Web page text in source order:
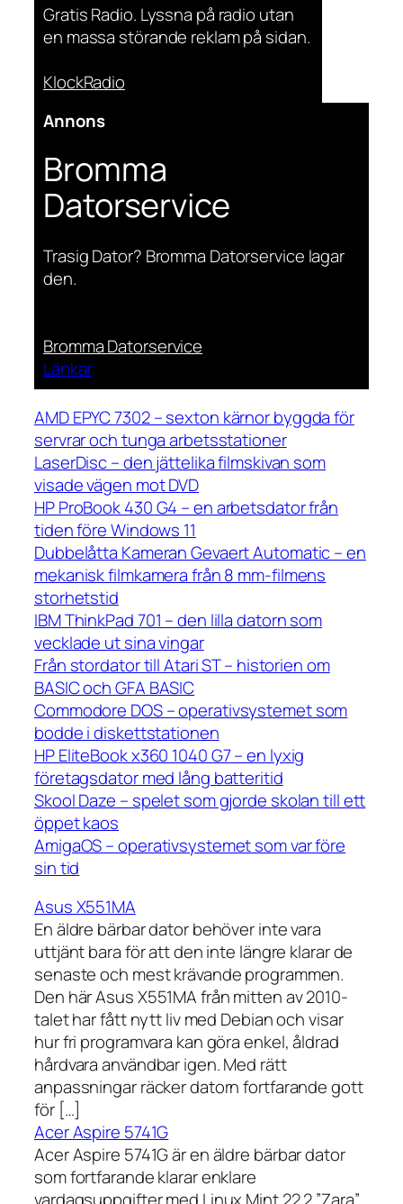
Gratis Radio. Lyssna på radio utan
en massa störande reklam på sidan.
KlockRadio
Annons
Bromma
Datorservice
Trasig Dator? Bromma Datorservice lagar
den.
Bromma Datorservice
Länkar
AMD EPYC 7302 – sexton kärnor byggda för
servrar och tunga arbetsstationer
LaserDisc – den jättelika filmskivan som
visade vägen mot DVD
HP ProBook 430 G4 – en arbetsdator från
tiden före Windows 11
Dubbelåtta Kameran Gevaert Automatic – en
mekanisk filmkamera från 8 mm-filmens
storhetstid
IBM ThinkPad 701 – den lilla datorn som
vecklade ut sina vingar
Från stordator till Atari ST – historien om
BASIC och GFA BASIC
Commodore DOS – operativsystemet som
bodde i diskettstationen
HP EliteBook x360 1040 G7 – en lyxig
företagsdator med lång batteritid
Skool Daze – spelet som gjorde skolan till ett
öppet kaos
AmigaOS – operativsystemet som var före
sin tid
Asus X551MA
En äldre bärbar dator behöver inte vara
uttjänt bara för att den inte längre klarar de
senaste och mest krävande programmen.
Den här Asus X551MA från mitten av 2010-
talet har fått nytt liv med Debian och visar
hur fri programvara kan göra enkel, åldrad
hårdvara användbar igen. Med rätt
anpassningar räcker datorn fortfarande gott
för […]
Acer Aspire 5741G
Acer Aspire 5741G är en äldre bärbar dator
som fortfarande klarar enklare